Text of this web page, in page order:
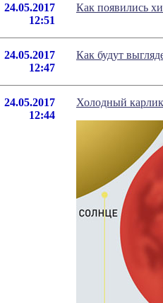
24.05.2017
12:51
Как появились
24.05.2017
12:47
Как будут
24.05.2017
12:44
Холодный